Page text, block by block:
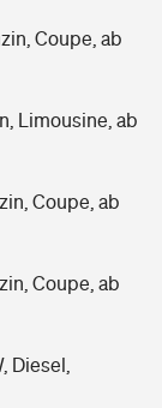
Coupe, ab
Limousine, ab
Coupe, ab
Coupe, ab
Diesel,